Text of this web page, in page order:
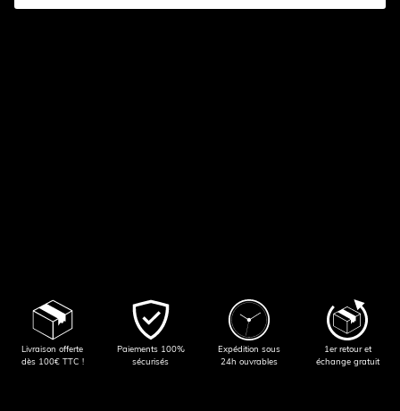
Livraison offerte
dès 100€ TTC !
Paiements 100%
sécurisés
Expédition sous
24h ouvrables
1er retour et
échange gratuit